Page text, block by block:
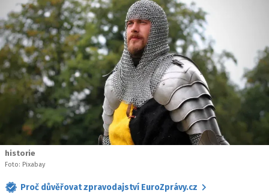
historie
Foto: Pixabay
Proč důvěřovat zpravodajství EuroZprávy.cz